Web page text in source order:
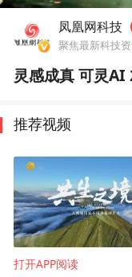
凤凰网科技
聚焦最新科技
灵感成真 可灵
推荐视频
打开APP阅读